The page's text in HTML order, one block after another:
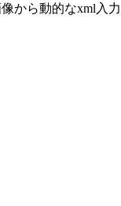
から動的なxml入